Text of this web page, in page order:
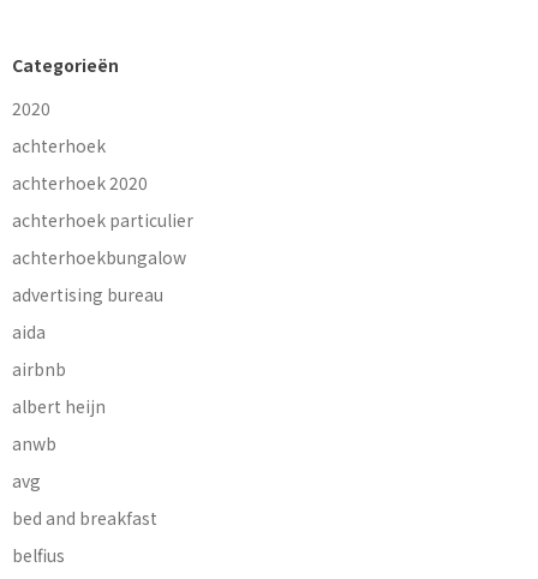
Categorieën
2020
achterhoek
achterhoek 2020
achterhoek particulier
achterhoekbungalow
advertising bureau
aida
airbnb
albert heijn
anwb
avg
bed and breakfast
belfius